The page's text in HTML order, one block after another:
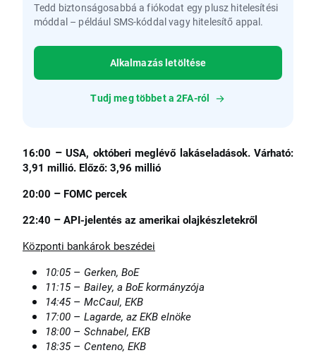
Tedd biztonságosabbá a fiókodat egy plusz hitelesítési
móddal – például SMS-kóddal vagy hitelesítő appal.
Alkalmazás letöltése
Tudj meg többet a 2FA-ról
16:00 –USA, októberi meglévő lakáseladások. Várható:
3,91 millió. Előző: 3,96 millió
20:00 – FOMC percek
22:40 – API-jelentés az amerikai olajkészletekről
Központi bankárok beszédei
10:05 – Gerken, BoE
11:15 – Bailey, a BoE kormányzója
14:45 – McCaul, EKB
17:00 – Lagarde, az EKB elnöke
18:00 – Schnabel, EKB
18:35 – Centeno, EKB